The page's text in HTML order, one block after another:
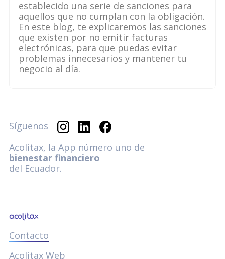
establecido una serie de sanciones para
aquellos que no cumplan con la obligación.
En este blog, te explicaremos las sanciones
que existen por no emitir facturas
electrónicas, para que puedas evitar
problemas innecesarios y mantener tu
negocio al día.
Síguenos
Acolitax, la App número uno de
bienestar financiero
del Ecuador.
Contacto
Acolitax Web